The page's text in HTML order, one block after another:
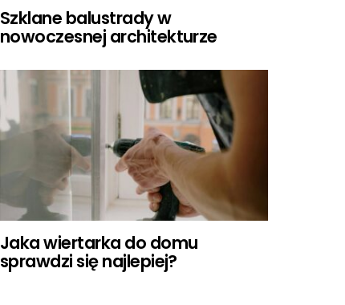
Szklane balustrady w
nowoczesnej architekturze
Jaka wiertarka do domu
sprawdzi się najlepiej?